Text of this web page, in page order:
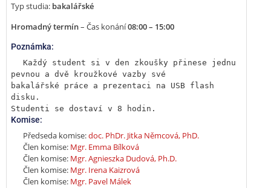
Typ studia: bakalářské
Hromadný termín– Čas konání08:00 – 15:00
Poznámka:
Každý student si v den zkoušky přinese jednu
pevnou a dvě kroužkové vazby své
bakalářské práce a prezentaci na USB flash
disku.
Studenti se dostaví v 8 hodin.
Komise:
Předseda komise:doc. PhDr. Jitka Němcová, PhD.
Člen komise: Mgr. Emma Bílková
Člen komise: Mgr. Agnieszka Dudová, Ph.D.
Člen komise: Mgr. Irena Kaizrová
Člen komise: Mgr. Pavel Málek